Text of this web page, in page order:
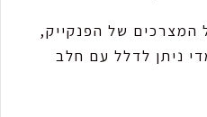
המצרכים של הפנקייק,
ניתן לדלל עם חלב